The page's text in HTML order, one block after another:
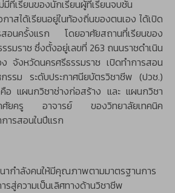
ที่เรียนของนักเรียนผู้ที่เรียนจบชั้น
าสได้เรียนอยู่ในท้องถิ่นของตนเอง ได้เปิด
สอนครั้งแรก โดยอาศัยสถานที่เรียนของ
รมราช ซึ่งตั้งอยู่เลขที่ 263 ถนนราชดำเนิน
จังหวัดนครศรีธรรมราช เปิดทำการสอน
กรรม ระดับประกาศนียบัตรวิชาชีพ (ปวช.)
แผนกวิชาช่างก่อสร้าง และ แผนกวิชา
ยครู อาจารย์ ของวิทยาลัยเทคนิค
ารสอนในปีแรก
ำลังคนให้มีคุณภาพตามมาตรฐานการ
รสู่ความเป็นเลิศทางด้านวิชาชีพ